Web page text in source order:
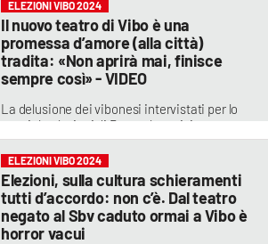
ELEZIONI VIBO 2024
Il nuovo teatro di Vibo è una
promessa d’amore (alla città)
tradita: «Non aprirà mai, finisce
sempre così» - VIDEO
La delusione dei vibonesi intervistati per lo
speciale elezioni di Dentro la notizia.
Percepibile la disillusione di chi ha atteso
quest’opera per oltre 20 anni per vederla
inaugurata a San Valentino e subito resa
inaccessibile
ELEZIONI VIBO 2024
Elezioni, sulla cultura schieramenti
tutti d’accordo: non c’è. Dal teatro
negato al Sbv caduto ormai a Vibo è
horror vacui